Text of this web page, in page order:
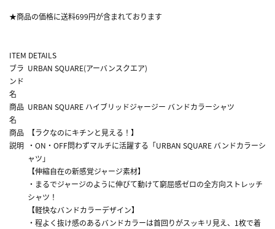
★商品の価格に送料699円が含まれております
ITEM DETAILS
ブラ
ンド
名
URBAN SQUARE(アーバンスクエア)
商品
名
URBAN SQUARE ハイブリッドジャージー バンドカラーシャツ
商品
説明
【ラクなのにキチンと見える！】
・ON・OFF問わずマルチに活躍する「URBAN SQUARE バンドカラーシ
ャツ」
【伸縮自在の新感覚ジャージ素材】
・まるでジャージのように伸びて動けて窮屈感ゼロの全方向ストレッチ
シャツ！
【軽快なバンドカラーデザイン】
・程よく抜け感のあるバンドカラーは首回りがスッキリ見え、1枚で着